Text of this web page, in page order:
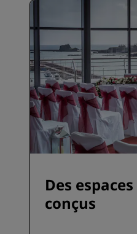
Des
conçus